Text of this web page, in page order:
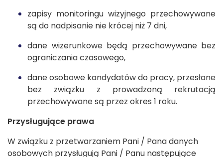
zapisy monitoringu wizyjnego przechowywane
są do nadpisanie nie krócej niż 7 dni,
dane wizerunkowe będą przechowywane bez
ograniczania czasowego,
dane osobowe kandydatów do pracy, przesłane
bez związku z prowadzoną rekrutacją
przechowywane są przez okres 1 roku.
Przysługujące prawa
W związku z przetwarzaniem Pani / Pana danych
osobowych przysługują Pani / Panu następujące